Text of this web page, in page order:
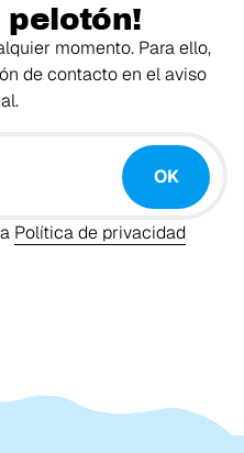
pelotón!
momento. Para ello,
de contacto en el aviso
OK
Política de privacidad